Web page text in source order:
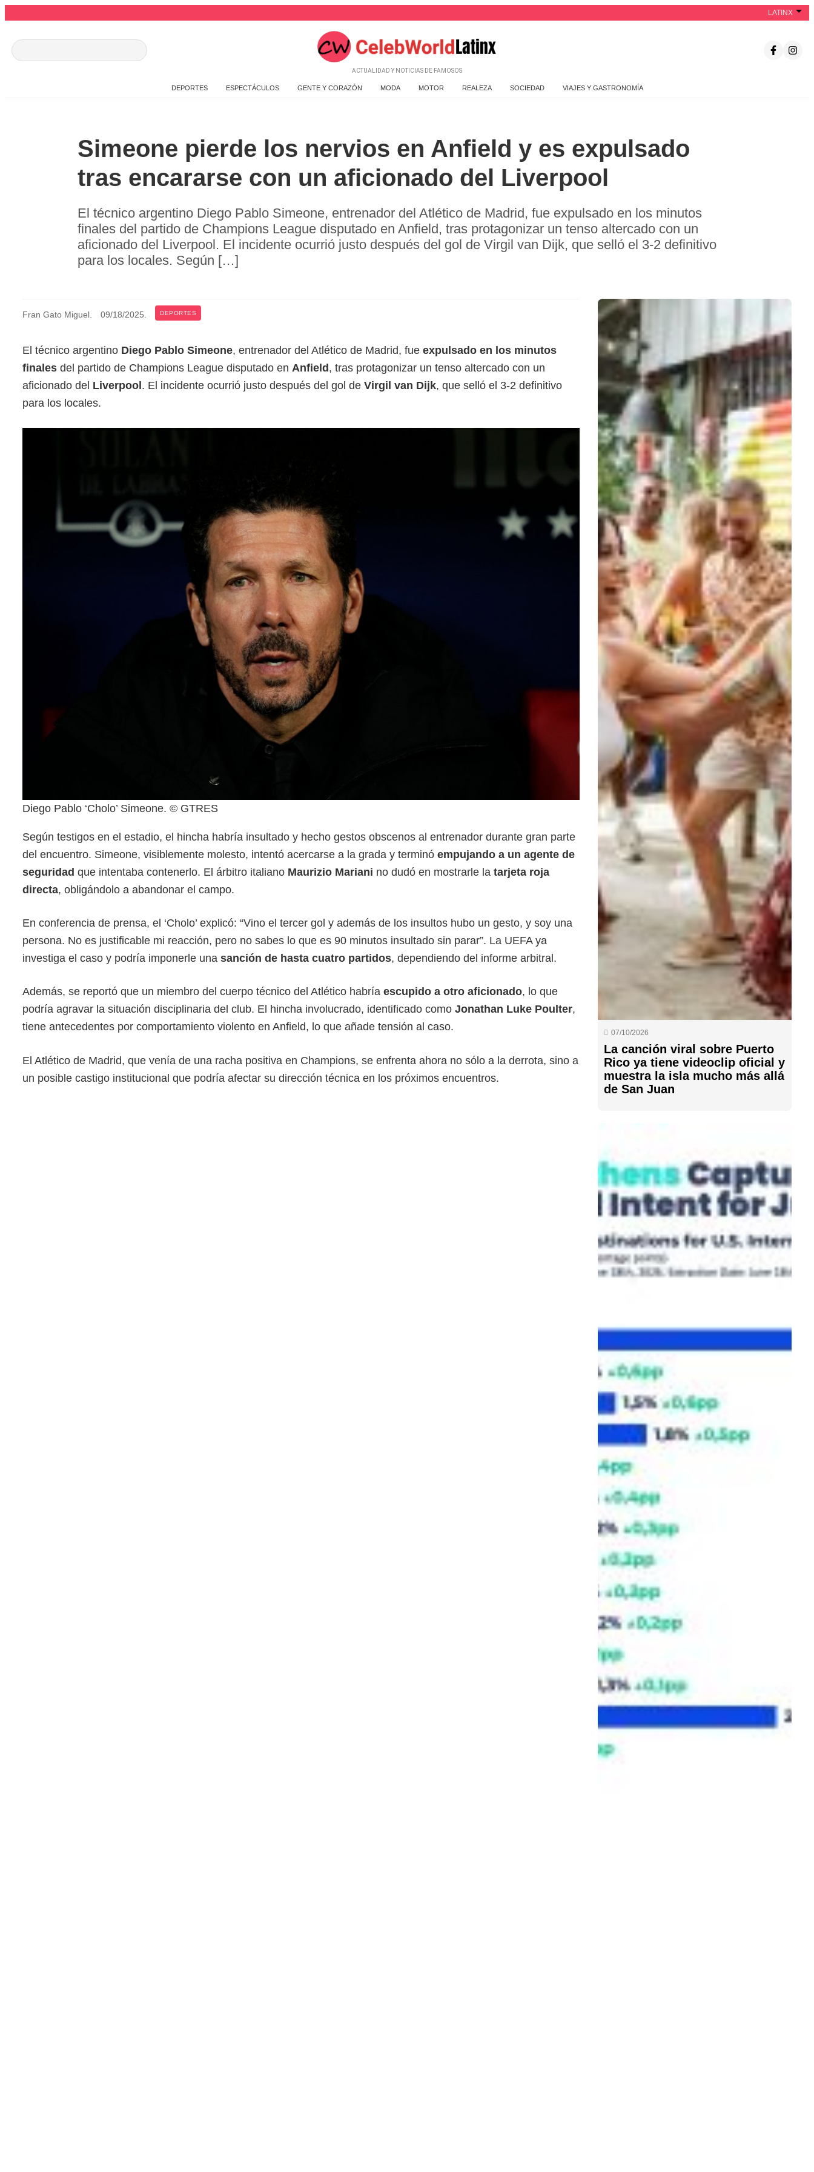
LATINX
ACTUALIDAD Y NOTICIAS DE FAMOSOS
DEPORTES ESPECTÁCULOS GENTE Y CORAZÓN MODA MOTOR REALEZA SOCIEDAD VIAJES Y GASTRONOMÍA
Simeone pierde los nervios en Anfield y es expulsado
tras encararse con un aficionado del Liverpool
El técnico argentino Diego Pablo Simeone, entrenador del Atlético de Madrid, fue expulsado en los minutos
finales del partido de Champions League disputado en Anfield, tras protagonizar un tenso altercado con un
aficionado del Liverpool. El incidente ocurrió justo después del gol de Virgil van Dijk, que selló el 3-2 definitivo
para los locales. Según […]
Fran Gato Miguel 09/18/2025 DEPORTES
El técnico argentino Diego Pablo Simeone, entrenador del Atlético de Madrid, fue expulsado en los minutos
finales del partido de Champions League disputado en Anfield, tras protagonizar un tenso altercado con un
aficionado del Liverpool. El incidente ocurrió justo después del gol de Virgil van Dijk, que selló el 3-2 definitivo
para los locales.
Diego Pablo ‘Cholo’ Simeone. © GTRES
Según testigos en el estadio, el hincha habría insultado y hecho gestos obscenos al entrenador durante gran parte
del encuentro. Simeone, visiblemente molesto, intentó acercarse a la grada y terminó empujando a un agente de
seguridad que intentaba contenerlo. El árbitro italiano Maurizio Mariani no dudó en mostrarle la tarjeta roja
directa, obligándolo a abandonar el campo.
En conferencia de prensa, el ‘Cholo’ explicó: “Vino el tercer gol y además de los insultos hubo un gesto, y soy una
persona. No es justificable mi reacción, pero no sabes lo que es 90 minutos insultado sin parar”. La UEFA ya
investiga el caso y podría imponerle una sanción de hasta cuatro partidos, dependiendo del informe arbitral.
Además, se reportó que un miembro del cuerpo técnico del Atlético habría escupido a otro aficionado, lo que
podría agravar la situación disciplinaria del club. El hincha involucrado, identificado como Jonathan Luke Poulter,
tiene antecedentes por comportamiento violento en Anfield, lo que añade tensión al caso.
El Atlético de Madrid, que venía de una racha positiva en Champions, se enfrenta ahora no sólo a la derrota, sino a
un posible castigo institucional que podría afectar su dirección técnica en los próximos encuentros.
07/10/2026
La canción viral sobre Puerto
Rico ya tiene videoclip oficial y
muestra la isla mucho más allá
de San Juan